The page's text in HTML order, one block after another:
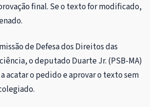
final. Se o texto for modificado,
de Defesa dos Direitos das
o deputado Duarte Jr. (PSB-MA)
acatar o pedido e aprovar o texto sem